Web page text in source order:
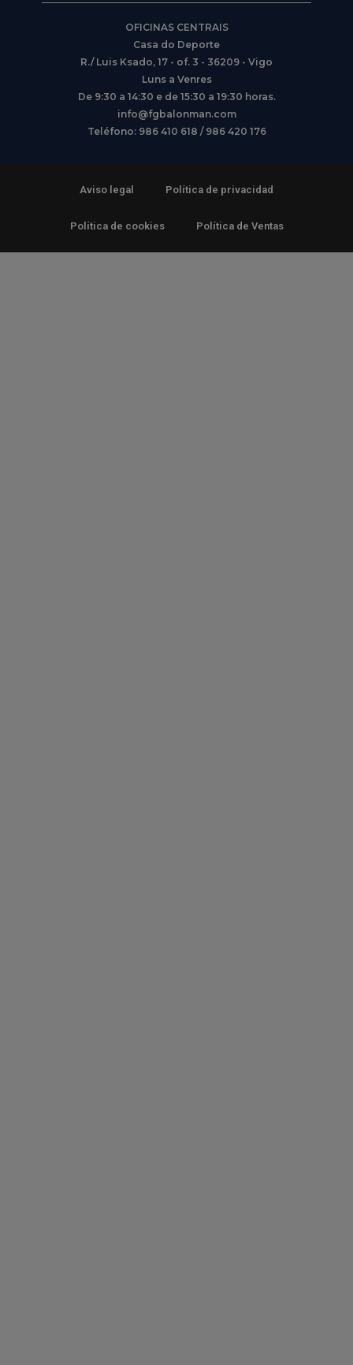
OFICINAS CENTRAIS
Casa do Deporte
R./ Luis Ksado, 17 - of. 3 - 36209 - Vigo
Luns a Venres
De 9:30 a 14:30 e de 15:30 a 19:30 horas.
info@fgbalonman.com
Teléfono: 986 410 618 / 986 420 176
Aviso legal Política de privacidad
Política de cookies Política de Ventas